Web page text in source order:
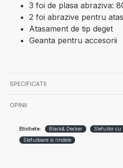
3 foi de plasa abraziva:
2 foi abrazive pentru
Atasament de tip deget
Geanta pentru accesorii
SPECIFICATII
OPINII
Etichete: Black& Decker
Slefuitor cu
Slefuitoare si rindele